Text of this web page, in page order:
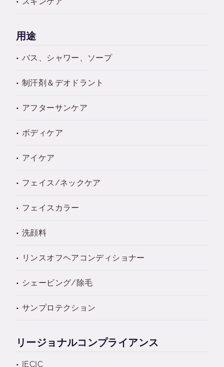
用途
バス、シャワー、ソープ
制汗剤＆デオドラント
アフターサンケア
ボディケア
アイケア
フェイス/ネックケア
フェイスカラー
洗顔料
リンスオフヘアコンディショナー
シェービング/除毛
サンプロテクション
リージョナルコンプライアンス
IECIC